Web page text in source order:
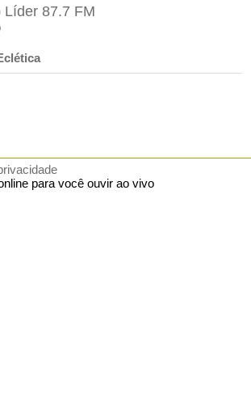
Líder 87.7 FM
para você ouvir ao vivo